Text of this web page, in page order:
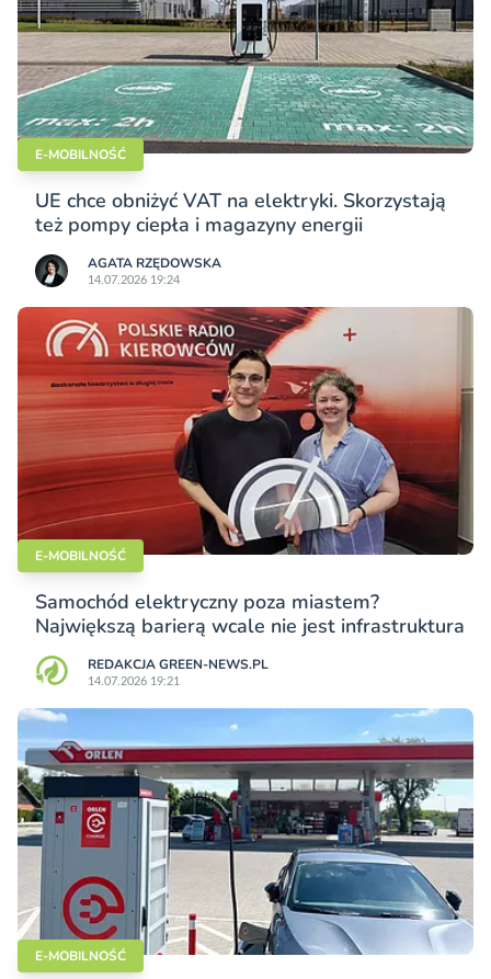
E-MOBILNOŚĆ
UE chce obniżyć VAT na elektryki. Skorzystają
też pompy ciepła i magazyny energii
AGATA RZĘDOWSKA
14.07.2026 19:24
E-MOBILNOŚĆ
Samochód elektryczny poza miastem?
Największą barierą wcale nie jest infrastruktura
REDAKCJA GREEN-NEWS.PL
14.07.2026 19:21
E-MOBILNOŚĆ